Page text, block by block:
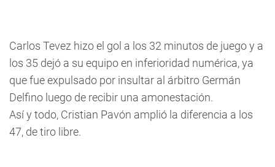
Carlos Tevez hizo el gol a los 32 minutos de juego y a
los 35 dejó a su equipo en inferioridad numérica, ya
que fue expulsado por insultar al árbitro Germán
Delfino luego de recibir una amonestación.
Así y todo, Cristian Pavón amplió la diferencia a los
47, de tiro libre.